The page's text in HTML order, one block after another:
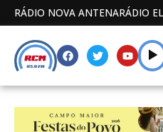
RÁDIO NOVA ANTENARÁDIO